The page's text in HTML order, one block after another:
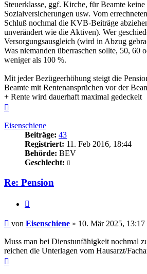
Steuerklasse, ggf. Kirche, für Beamte keine
Sozialversicherungen usw. Vom
Schluß nochmal die KVB-Beiträge
unverändert wie die Aktiven). Wer
Versorgungsausgleich (wird in Abzug
Was niemanden überraschen sollte, 50, 60
weniger als 100 %.
Mit jeder Bezügeerhöhung steigt die
Beamte mit Rentenansprüchen vor der
+ Rente wird dauerhaft maximal gedeckelt
Eisenschiene
Beiträge: 43
Registriert: 11. Feb 2016, 18:44
Behörde: BEV
Geschlecht:
Re: Pension
Beitrag
von Eisenschiene » 10. Mär 2025, 13:17
Muss man bei Dienstunfähigkeit nochmal
reichen die Unterlagen vom Hausarzt/